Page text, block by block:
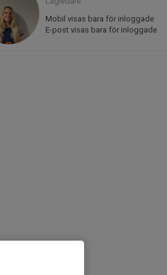
Mobil visas bara för inloggade
E-post visas bara för inloggade